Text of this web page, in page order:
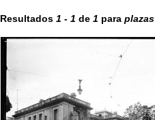
Resultados 1 - 1 de 1 para plazas